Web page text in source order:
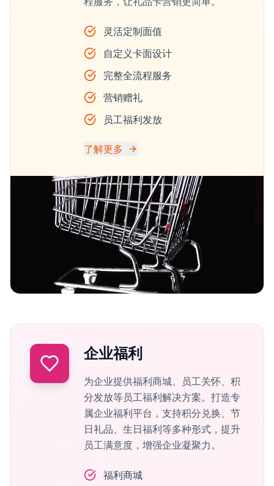
灵活定制面值
自定义卡面设计
完整全流程服务
营销赠礼
员工福利发放
了解更多
企业福利
为企业提供福利商城、员工关怀、积
分发放等员工福利解决方案。打造专
属企业福利平台，支持积分兑换、节
日礼品、生日福利等多种形式，提升
员工满意度，增强企业凝聚力。
福利商城